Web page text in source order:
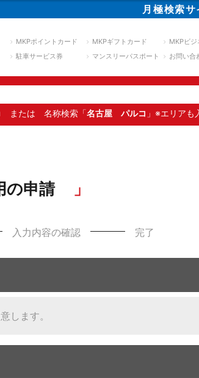
月極検索サ
MKPポイントカード MKPギフトカード
MKPビジ
駐車サービス券
マンスリーパスポート お問い合
または 名称検索「名古屋 パルコ 」※エリアも
の申請
入力内容の確認 完了
します。